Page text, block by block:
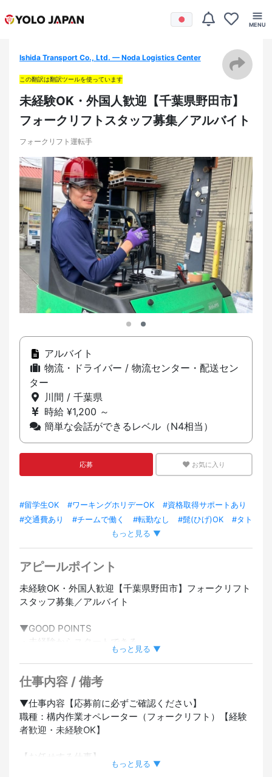
Ishida Transport Co., Ltd. — Noda Logistics Center
この翻訳は翻訳ツールを使っています
未経験OK・外国人歓迎【千葉県野田市】
フォークリフトスタッフ募集／アルバイト
フォークリフト運転手
アルバイト
物流・ドライバー / 物流センター・配送セン
ター
川間 / 千葉県
時給 ¥1,200 ～
簡単な会話ができるレベル（N4相当）
応募 お気に入り
#留学生OK #ワーキングホリデーOK
#資格取得サポートあり
#交通費あり
#チームで働く #転勤なし #髭(ひげ)OK
#タト
#外国人スタッフ採用実績あり
#女性活躍中
#正社員登用あり #未経験OK #経験者優遇
#
単純作業
もっと見る ▼
アピールポイント
未経験OK・外国人歓迎【千葉県野田市】フォークリフト
スタッフ募集／アルバイト
▼GOOD POINTS
・未経験からスタートできる
・車・バイク通勤OK／駐車場あり
る！
・20代〜60代まで幅広いスタッフが活躍中／アットホー
ムな職場
日本語の漢字などの読み書きは不要です。
もっと見る ▼
仕事内容 / 備考
▼仕事内容【応募前に必ずご確認ください】
職種：構内作業オペレーター（フォークリフト）【経験
者歓迎・未経験OK】
【お任せする仕事】
千葉県野田市の物流センター（約300坪）にて、フォー
もっと見る ▼